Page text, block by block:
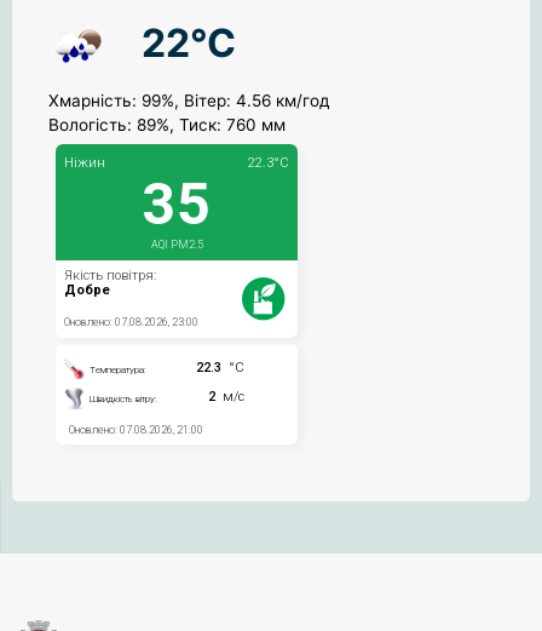
22°C
Хмарність: 99%, Вітер: 4.56 км/год
Вологість: 89%, Тиск: 760 мм